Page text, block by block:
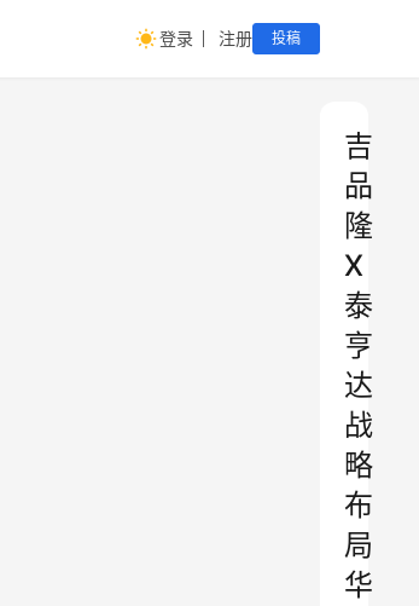
登录 注册 投稿
吉
品
隆
X
泰
亨
达
战
略
布
局
华